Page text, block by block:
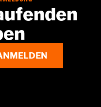
– Alle Details dazu auf